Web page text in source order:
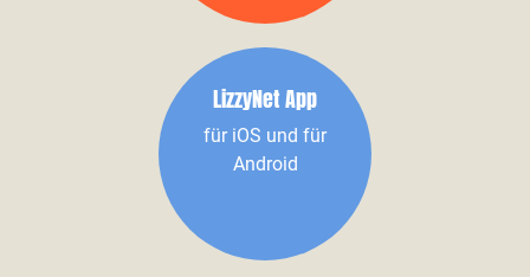
LizzyNet App
für iOS und für
Android